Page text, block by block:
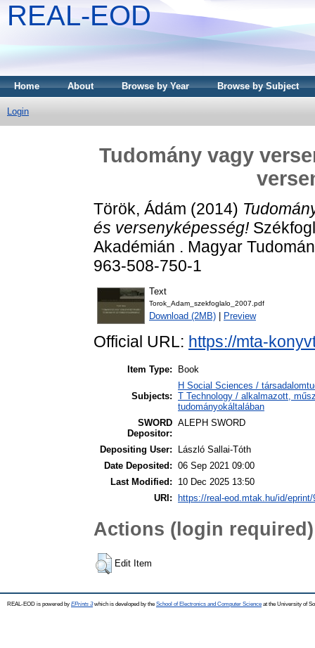
REAL-EOD
Home About Browse by Year Browse by Subject
Login
Tudomány vagy
Török, Ádám (2014)
és versenyképesség!
Akadémián . Magyar
963-508-750-1
Text
Torok_Adam_szekfoglalo_2007.pdf
Download (2MB) Preview
Official URL: https://mta-
Item Type: Book
Subjects:
H Social Sciences /
T Technology / alkalmazott,
tudományokáltalában
SWORD
Depositor:
ALEPH SWORD
Depositing User:
László Sallai-Tóth
Date Deposited: 06 Sep 2021 09:00
Last Modified:
10 Dec 2025 13:50
URI:
https://real-eod.mtak.hu/id/eprint/
Actions (login required)
Edit Item
REAL-EOD is powered by EPrints 3which is developed by the School of Electronics and Computer Science at the University of